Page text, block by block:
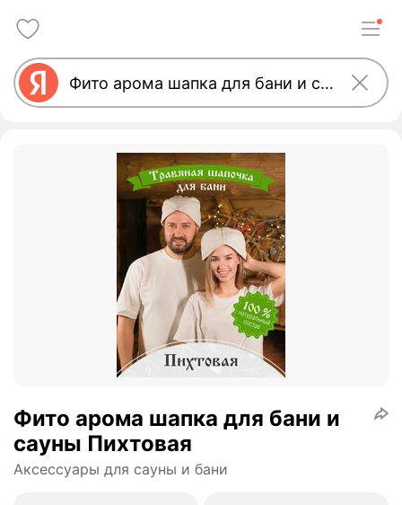
Фито арома шапка для бани и
сауны Пихтовая
Аксессуары для сауны и бани